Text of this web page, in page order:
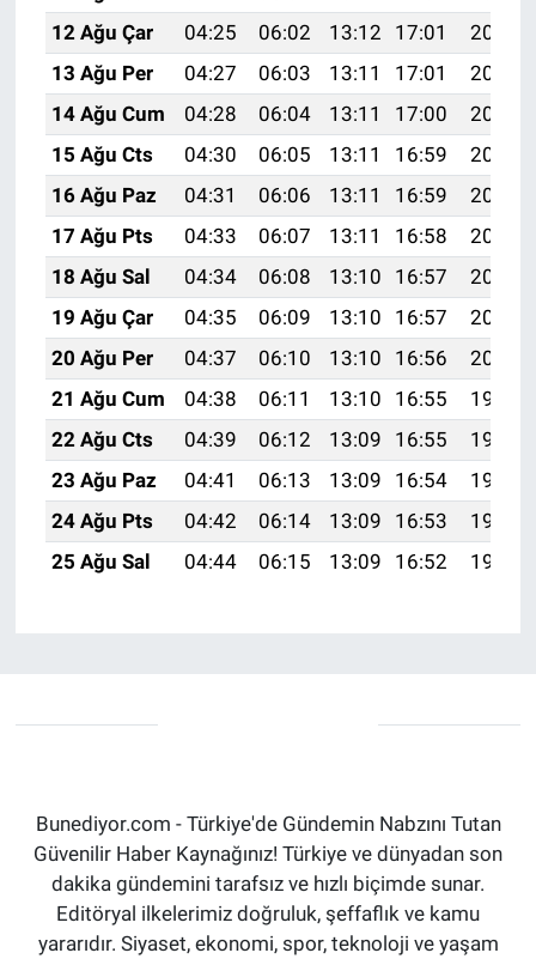
12 Ağu Çar
04:25 06:02 13:12 17:01
20:11
13 Ağu Per
04:27 06:03 13:11 17:01
20:09
14 Ağu Cum
04:28 06:04 13:11 17:00
20:08
15 Ağu Cts
04:30 06:05 13:11 16:59
20:07
16 Ağu Paz
04:31 06:06 13:11 16:59
20:05
17 Ağu Pts
04:33 06:07 13:11 16:58
20:04
18 Ağu Sal
04:34 06:08 13:10 16:57
20:03
19 Ağu Çar
04:35 06:09 13:10 16:57
20:01
20 Ağu Per
04:37 06:10 13:10 16:56
20:00
21 Ağu Cum
04:38 06:11 13:10 16:55
19:58
22 Ağu Cts
04:39 06:12 13:09 16:55
19:57
23 Ağu Paz
04:41 06:13 13:09 16:54
19:55
24 Ağu Pts
04:42 06:14 13:09 16:53
19:54
25 Ağu Sal
04:44 06:15 13:09 16:52 19:52
Bunediyor.com - Türkiye'de Gündemin Nabzını Tutan
Güvenilir Haber Kaynağınız! Türkiye ve dünyadan son
dakika gündemini tarafsız ve hızlı biçimde sunar.
Editöryal ilkelerimiz doğruluk, şeffaflık ve kamu
yararıdır. Siyaset, ekonomi, spor, teknoloji ve yaşam